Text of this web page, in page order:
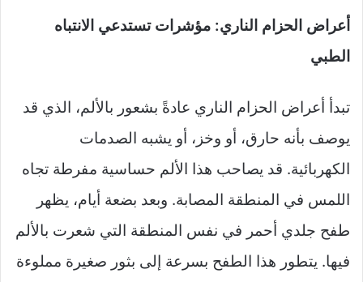
أعراض الحزام الناري: مؤشرات تستدعي الانتباه
الطبي
تبدأ أعراض الحزام الناري عادةً بشعور بالألم، الذي قد
يوصف بأنه حارق، أو وخز، أو يشبه الصدمات
الكهربائية. قد يصاحب هذا الألم حساسية مفرطة تجاه
اللمس في المنطقة المصابة. وبعد بضعة أيام، يظهر
طفح جلدي أحمر في نفس المنطقة التي شعرت بالألم
فيها. يتطور هذا الطفح بسرعة إلى بثور صغيرة مملوءة